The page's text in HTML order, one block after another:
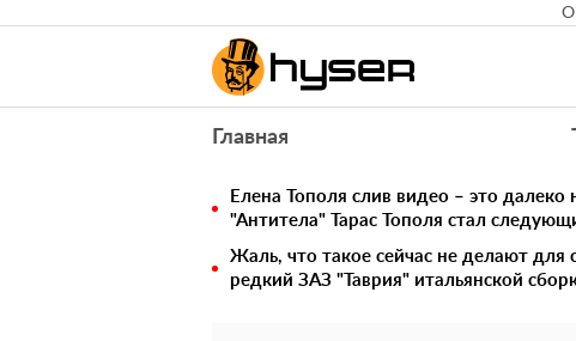
О
Главная
Елена Тополя слив видео – это далеко
"Антитела" Тарас Тополя стал
Жаль, что такое сейчас не делают для
редкий ЗАЗ "Таврия" итальянской